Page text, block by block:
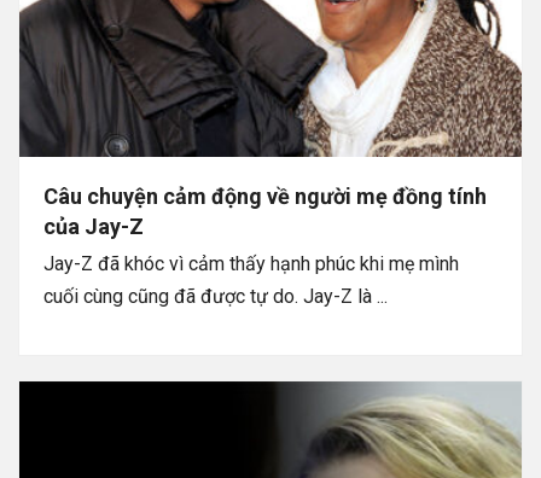
Câu chuyện cảm động về người mẹ đồng tính
của Jay-Z
Jay-Z đã khóc vì cảm thấy hạnh phúc khi mẹ mình
cuối cùng cũng đã được tự do. Jay-Z là ...